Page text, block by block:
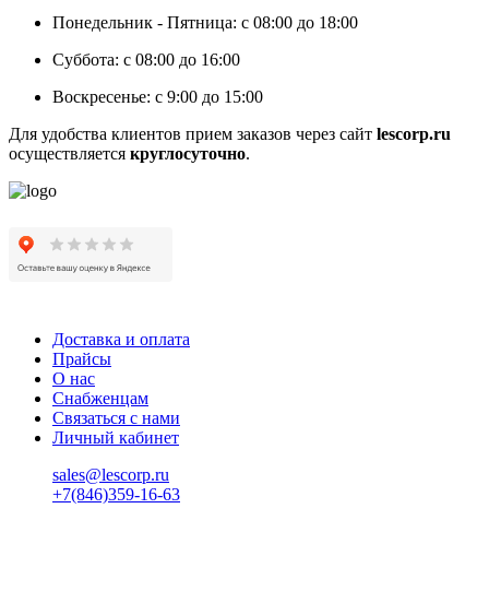
Понедельник - Пятница: с 08:00 до 18:00
Суббота: с 08:00 до 16:00
Воскресенье: с 9:00 до 15:00
Для удобства клиентов прием заказов через сайт lescorp.ru
осуществляется круглосуточно.
Доставка и оплата
Прайсы
О нас
Снабженцам
Связаться с нами
Личный кабинет
sales@lescorp.ru
+7(846)359-16-63